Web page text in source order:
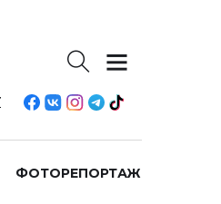
ФОТОРЕПОРТАЖ